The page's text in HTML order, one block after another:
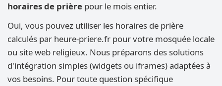
horaires de prière pour le mois entier.
Oui, vous pouvez utiliser les horaires de prière
calculés par heure-priere.fr pour votre mosquée locale
ou site web religieux. Nous préparons des solutions
d'intégration simples (widgets ou iframes) adaptées à
vos besoins. Pour toute question spécifique